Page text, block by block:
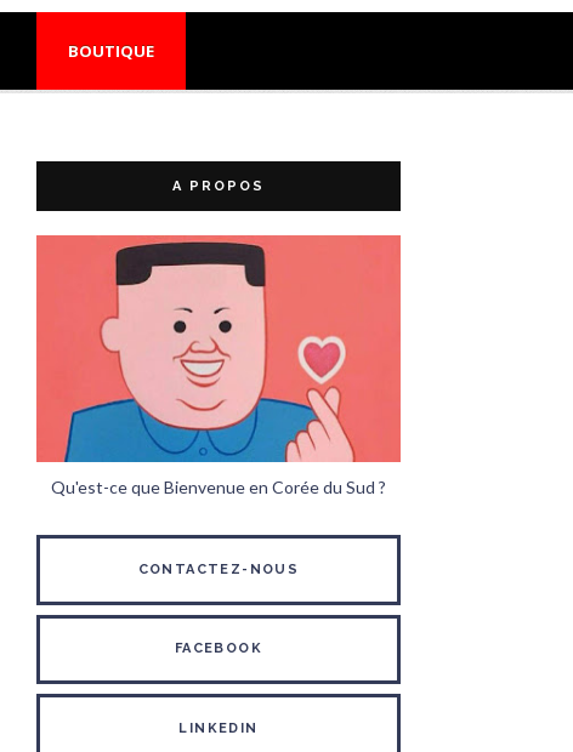
BOUTIQUE
A PROPOS
Qu'est-ce que Bienvenue en Corée du Sud ?
CONTACTEZ-NOUS
FACEBOOK
LINKEDIN